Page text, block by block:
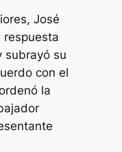
José
respuesta
subrayó su
con el
la